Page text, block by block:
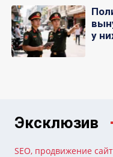
у
Эксклюзив
SEO, продвижение